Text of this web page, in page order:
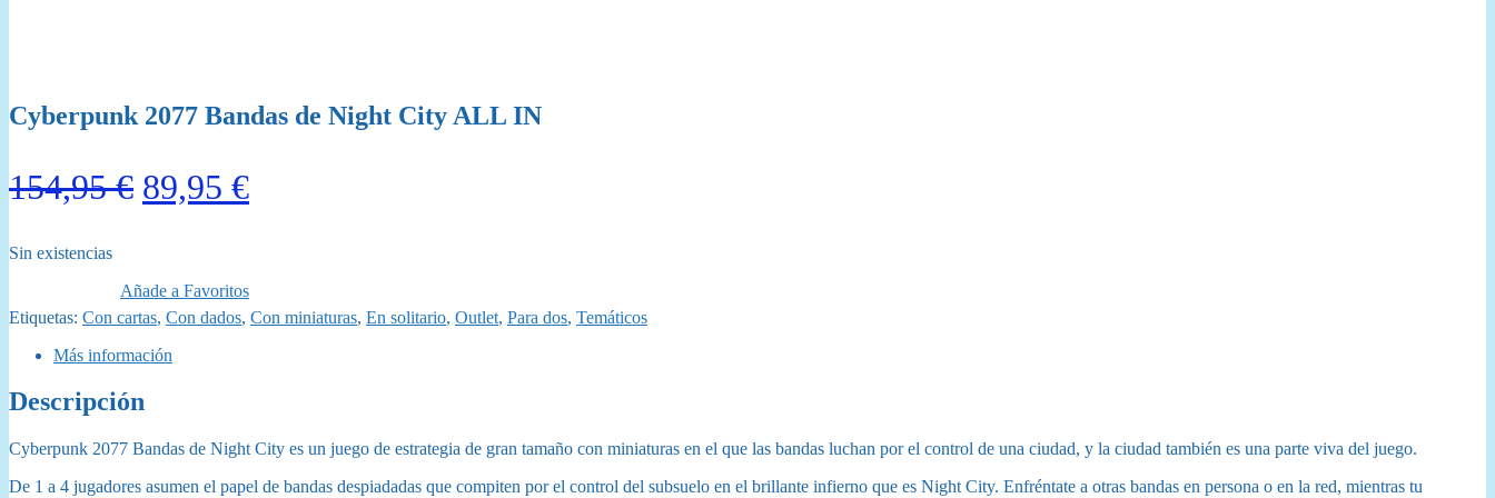
Cyberpunk 2077 Bandas de Night City ALL IN
154,95€ El
era:
154,95 €.
89,95 €El
es:
Sin existencias
Añade a Favoritos
Etiquetas: Con cartas, Con dados, Con miniaturas, En solitario, Outlet, Para dos, Temáticos
Más información
Descripción
Cyberpunk 2077 Bandas de Night City es un juego de estrategia de gran tamaño con miniaturas en el que las bandas luchan por el control de una ciudad, y la ciudad también es una parte viva del juego.
De 1 a 4 jugadores asumen el papel de bandas despiadadas que compiten por el control del subsuelo en el brillante infierno que es Night City. Enfréntate a otras bandas en persona o en la red, mientras tu